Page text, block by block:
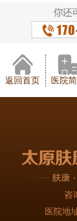
返回首页 医院
咨
医院地